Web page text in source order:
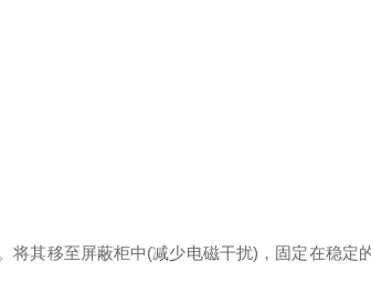
其移至屏蔽柜中(减少电磁干扰)，固定在稳定